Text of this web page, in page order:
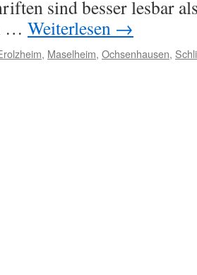
sind besser lesbar
… Weiterlesen →
, Maselheim, Ochsenhausen,